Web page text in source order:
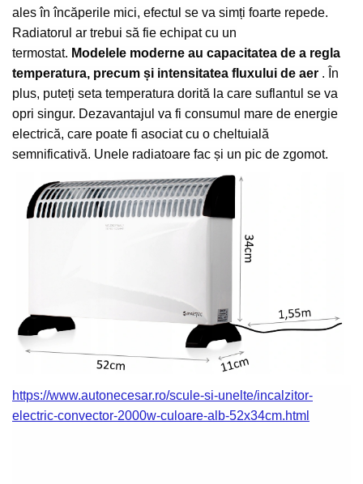
ales în încăperile mici, efectul se va simți foarte repede.
Radiatorul ar trebui să fie echipat cu un
termostat. Modelele moderne au capacitatea de a regla
temperatura, precum și intensitatea fluxului de aer . În
plus, puteți seta temperatura dorită la care suflantul se va
opri singur. Dezavantajul va fi consumul mare de energie
electrică, care poate fi asociat cu o cheltuială
semnificativă. Unele radiatoare fac și un pic de zgomot.
https://www.autonecesar.ro/scule-si-unelte/incalzitor-
electric-convector-2000w-culoare-alb-52x34cm.html